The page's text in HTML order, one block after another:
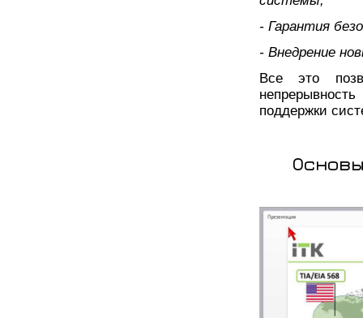
- Гарантия
- Внедрение
Все это
поддержки